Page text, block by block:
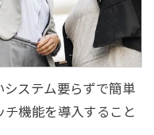
システム要らずで簡単
機能を導入すること